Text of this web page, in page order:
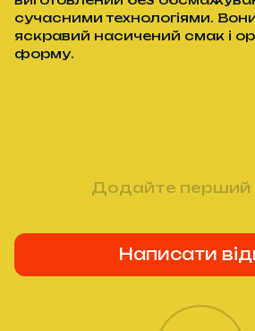
сучасними технологіями.
яскравий насичений смак і
форму.
Додайте перший
Написати